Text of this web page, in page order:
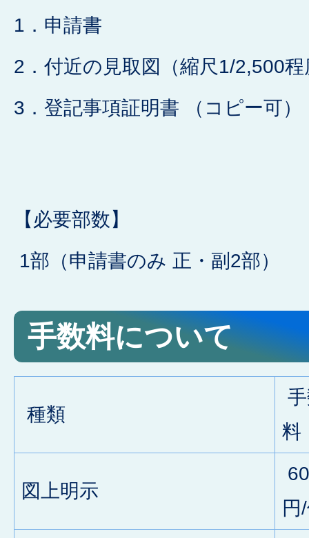
1．申請書
2．付近の見取図（縮尺1/2,500程
3．登記事項証明書 （コピー可
【必要部数】
1部（申請書のみ 正・副2部）
手数料について
種類
料
図上明示
円